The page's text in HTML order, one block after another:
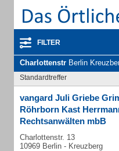
FILTER
Charlottenstr Berlin Kreuzberg -
Standardtreffer
vangard Juli Griebe
Röhrborn Kast
Rechtsanwälten mbB
Charlottenstr. 13
10969 Berlin - Kreuzberg